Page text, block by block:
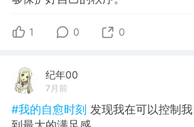
1 0 0
纪年00
7月前
#我的自愈时刻 发现我在可以控制